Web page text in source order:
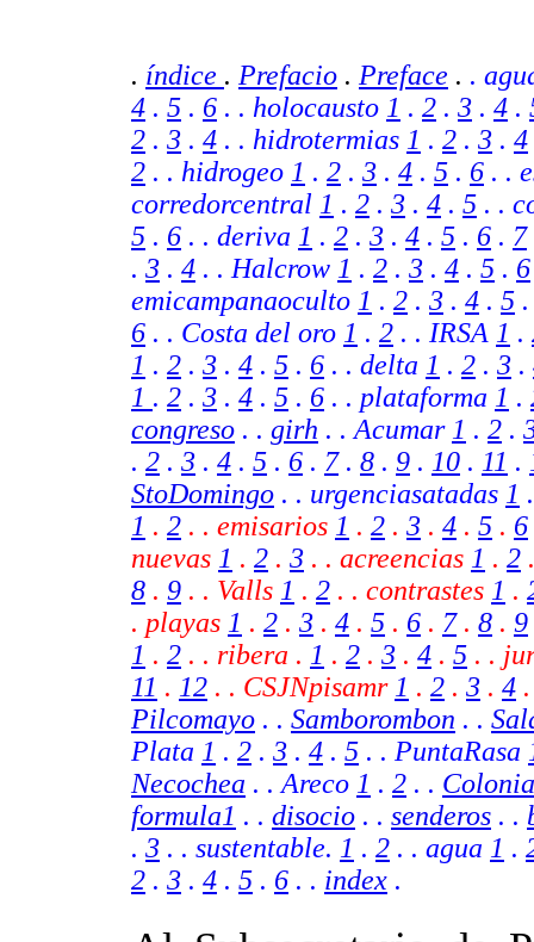
. índice . Prefacio . Preface . .
4 . 5 . 6 . . holocausto 1 . 2 . 3 . 4 .
2 . 3 . 4 . . hidrotermias 1 . 2 . 3 . 4
2 . . hidrogeo 1 . 2 . 3 . 4 . 5 . 6 . .
corredorcentral 1 . 2 . 3 . 4 . 5 . .
5 . 6 . . deriva 1 . 2 . 3 . 4 . 5 . 6 . 7
. 3 . 4 . . Halcrow 1 . 2 . 3 . 4 . 5 . 6
emicampanaoculto 1 . 2 . 3 . 4 . 5
6 . . Costa del oro 1 . 2 . . IRSA 1 .
1 . 2 . 3 . 4 . 5 . 6 . . delta 1 . 2 . 3 .
1 . 2 . 3 . 4 . 5 . 6 . . plataforma 1 .
congreso . . girh . . Acumar 1 . 2 .
. 2 . 3 . 4 . 5 . 6 . 7. 8 . 9 . 10 . 11 .
StoDomingo . . urgenciasatadas 1
1 . 2 . . emisarios 1 . 2 . 3 . 4 . 5 . 6
nuevas 1 . 2 . 3 . . acreencias 1 . 2
8 . 9 . . Valls 1 . 2 . . contrastes 1 .
. playas 1 . 2 . 3 . 4 . 5 . 6 . 7. 8 . 9
1 . 2 . . ribera . 1 . 2 . 3 . 4 . 5 . .
11 . 12 . . CSJNpisamr 1 . 2 . 3 . 4 .
Pilcomayo . . Samborombon . .
Plata 1 . 2 . 3 . 4 . 5 . . PuntaRasa
Necochea . . Areco 1 . 2 . . Colonia
formula1 . . disocio . . senderos . .
. 3 . . sustentable. 1 . 2 . . agua 1 .
2 . 3 . 4 . 5 . 6 . . index .